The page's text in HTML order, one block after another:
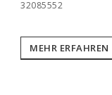
32085552
MEHR ERFAHREN